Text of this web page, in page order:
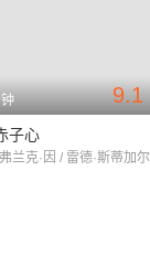
9.1
子心
兰克·因 / 雷德·斯蒂加尔